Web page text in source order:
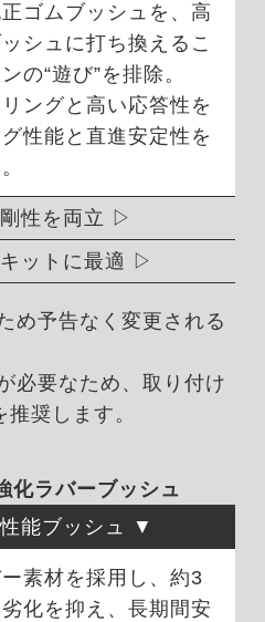
ゴムブッシュを、高
シュに打ち換えるこ
の“遊び”を排除。
ングと高い応答性を
性能と直進安定性を
性を両立
ットに最適
め予告なく変更される
必要なため、取り付け
奨します。
化ラバーブッシュ
能ブッシュ
素材を採用し、約3
化を抑え、長期間安